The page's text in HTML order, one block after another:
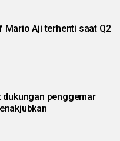
Aji terhenti saat Q2
dukungan penggemar